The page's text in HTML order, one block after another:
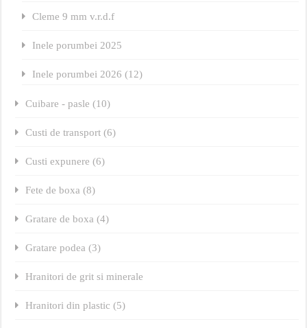
Cleme 9 mm v.r.d.f
Inele porumbei 2025
Inele porumbei 2026 (12)
Cuibare - pasle (10)
Custi de transport (6)
Custi expunere (6)
Fete de boxa (8)
Gratare de boxa (4)
Gratare podea (3)
Hranitori de grit si minerale
Hranitori din plastic (5)